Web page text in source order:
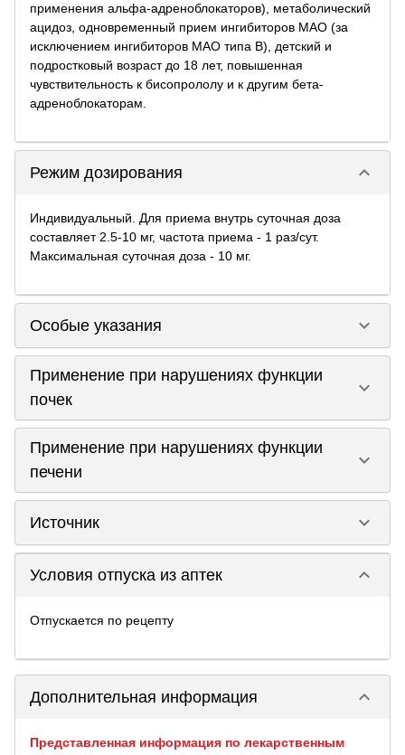
применения альфа-адреноблокаторов), метаболический
ацидоз, одновременный прием ингибиторов МАО (за
исключением ингибиторов МАО типа В), детский и
подростковый возраст до 18 лет, повышенная
чувствительность к бисопрололу и к другим бета-
адреноблокаторам.
Режим дозирования keyboard_arrow_down
Индивидуальный. Для приема внутрь суточная доза
составляет 2.5-10 мг, частота приема - 1 раз/сут.
Максимальная суточная доза - 10 мг.
Особые указания keyboard_arrow_down
Применение при нарушениях функции
почек
keyboard_arrow_down
Применение при нарушениях функции
печени
keyboard_arrow_down
Источник keyboard_arrow_down
Условия отпуска из аптек keyboard_arrow_down
Отпускается по рецепту
Дополнительная информация keyboard_arrow_down
Представленная информация по лекарственным